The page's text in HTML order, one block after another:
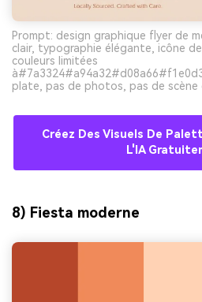
Prompt: design graphique flyer de
clair, typographie élégante, icône
couleurs limitées
plate, pas de photos, pas de
Créez Des Visuels De
L'IA
8) Fiesta moderne